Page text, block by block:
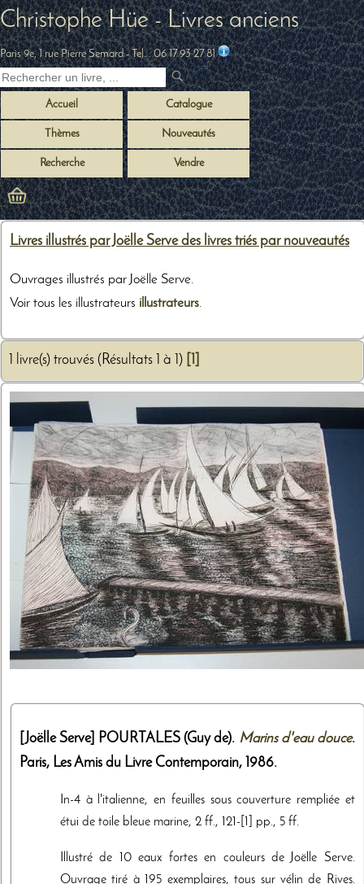
Christophe Hüe - Livres anciens
Paris 9e, 1 rue Pierre Semard- Tel. :06 17 93 27 81
Accueil Catalogue
Thèmes Nouveautés
Recherche Vendre
Livres illustrés par Joëlle Serve des livres triés par nouveautés
Ouvrages illustrés par Joëlle Serve.
Voir tous les illustrateurs illustrateurs.
1 livre(s) trouvés (Résultats 1 à 1)
[Joëlle Serve] POURTALES (Guy de). Marins d'eau douce.
Paris, Les Amis du Livre Contemporain, 1986.
In-4 à l'italienne, en feuilles sous couverture rempliée et
étui de toile bleue marine, 2 ff., 121-[1] pp., 5 ff.
Illustré de 10 eaux fortes en couleurs de Joëlle Serve.
Ouvrage tiré à 195 exemplaires, tous sur vélin de Rives.